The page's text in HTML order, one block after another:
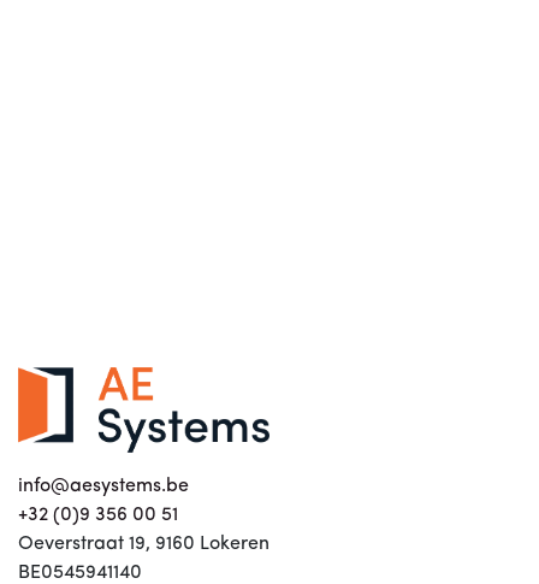
info@aesystems.be
+32 (0)9 356 00 51
Oeverstraat 19, 9160 Lokeren
BE0545941140